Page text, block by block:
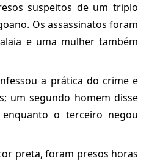
suspeitos de um triplo
Os assassinatos foram
e uma mulher também
a prática do crime e
um segundo homem disse
o terceiro negou
preta, foram presos horas